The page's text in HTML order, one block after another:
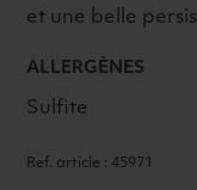
et une belle
ALLERGÈNES
Sulfite
Ref. article : 45971